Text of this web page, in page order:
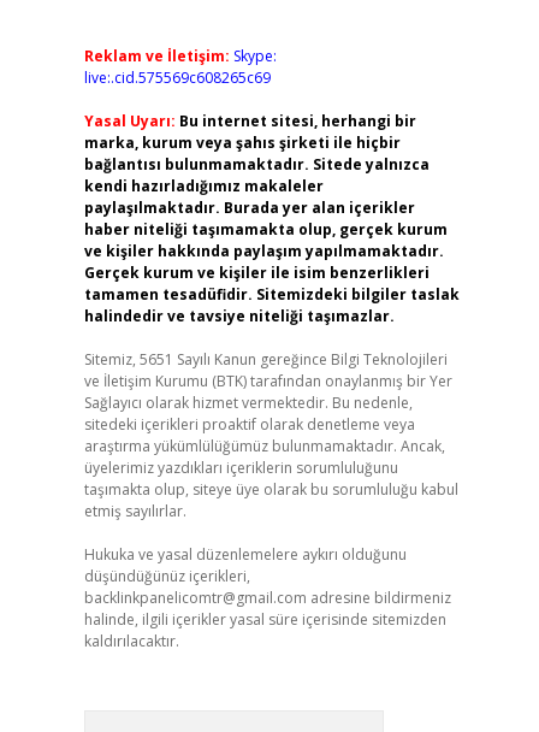
Reklam ve İletişim: Skype:
live:.cid.575569c608265c69
Yasal Uyarı: Bu internet sitesi, herhangi bir
marka, kurum veya şahıs şirketi ile hiçbir
bağlantısı bulunmamaktadır. Sitede yalnızca
kendi hazırladığımız makaleler
paylaşılmaktadır. Burada yer alan içerikler
haber niteliği taşımamakta olup, gerçek kurum
ve kişiler hakkında paylaşım yapılmamaktadır.
Gerçek kurum ve kişiler ile isim benzerlikleri
tamamen tesadüfidir. Sitemizdeki bilgiler taslak
halindedir ve tavsiye niteliği taşımazlar.
Sitemiz, 5651 Sayılı Kanun gereğince Bilgi Teknolojileri
ve İletişim Kurumu (BTK) tarafından onaylanmış bir Yer
Sağlayıcı olarak hizmet vermektedir. Bu nedenle,
sitedeki içerikleri proaktif olarak denetleme veya
araştırma yükümlülüğümüz bulunmamaktadır. Ancak,
üyelerimiz yazdıkları içeriklerin sorumluluğunu
taşımakta olup, siteye üye olarak bu sorumluluğu kabul
etmiş sayılırlar.
Hukuka ve yasal düzenlemelere aykırı olduğunu
düşündüğünüz içerikleri,
backlinkpanelicomtr@gmail.com adresine bildirmeniz
halinde, ilgili içerikler yasal süre içerisinde sitemizden
kaldırılacaktır.